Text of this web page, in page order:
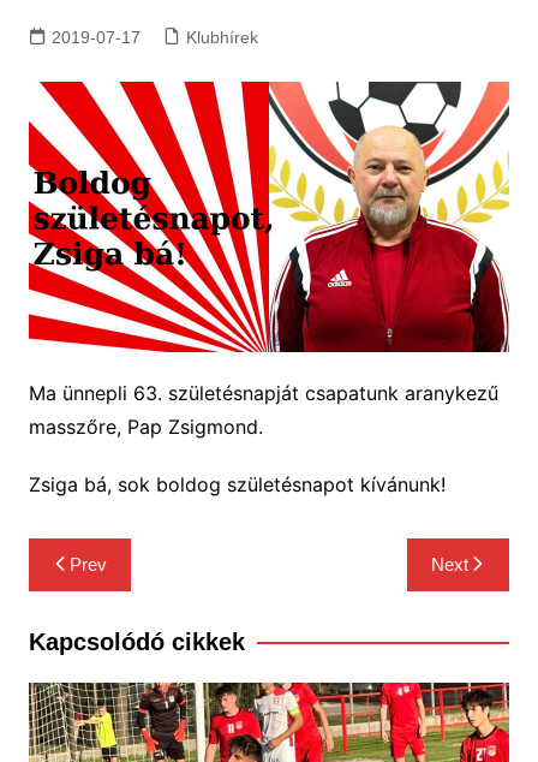
2019-07-17 Klubhírek
Ma ünnepli 63. születésnapját csapatunk aranykezű
masszőre, Pap Zsigmond.
Zsiga bá, sok boldog születésnapot kívánunk!
Bejegyzés
navigáció
Prev Next
Kapcsolódó cikkek